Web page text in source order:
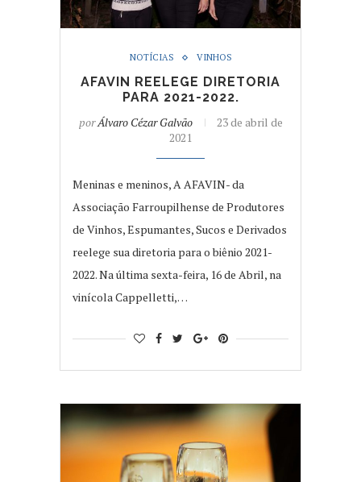
NOTÍCIAS VINHOS
AFAVIN REELEGE DIRETORIA
PARA 2021-2022.
porÁlvaro Cézar Galvão
23 de abril de
2021
Meninas e meninos, A AFAVIN- da
Associação Farroupilhense de Produtores
de Vinhos, Espumantes, Sucos e Derivados
reelege sua diretoria para o biênio 2021-
2022. Na última sexta-feira, 16 de Abril, na
vinícola Cappelletti,…